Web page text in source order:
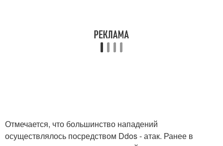
Отмечается, что большинство нападений
осуществлялось посредством Ddos - атак. Ранее в